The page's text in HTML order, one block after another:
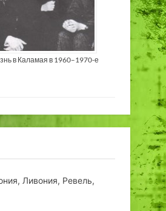
в Каламая в 1960–1970-е
Ливония, Ревель,